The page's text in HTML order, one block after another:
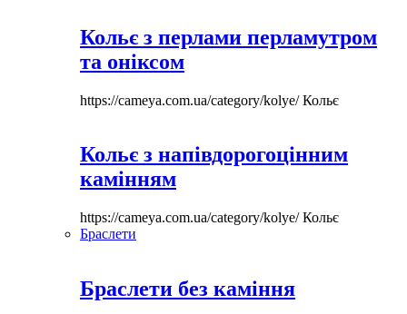
Кольє з перлами перламутром
та оніксом
https://cameya.com.ua/category/kolye/Кольє
Кольє з напівдорогоцінним
камінням
https://cameya.com.ua/category/kolye/Кольє
Браслети
Браслети без каміння